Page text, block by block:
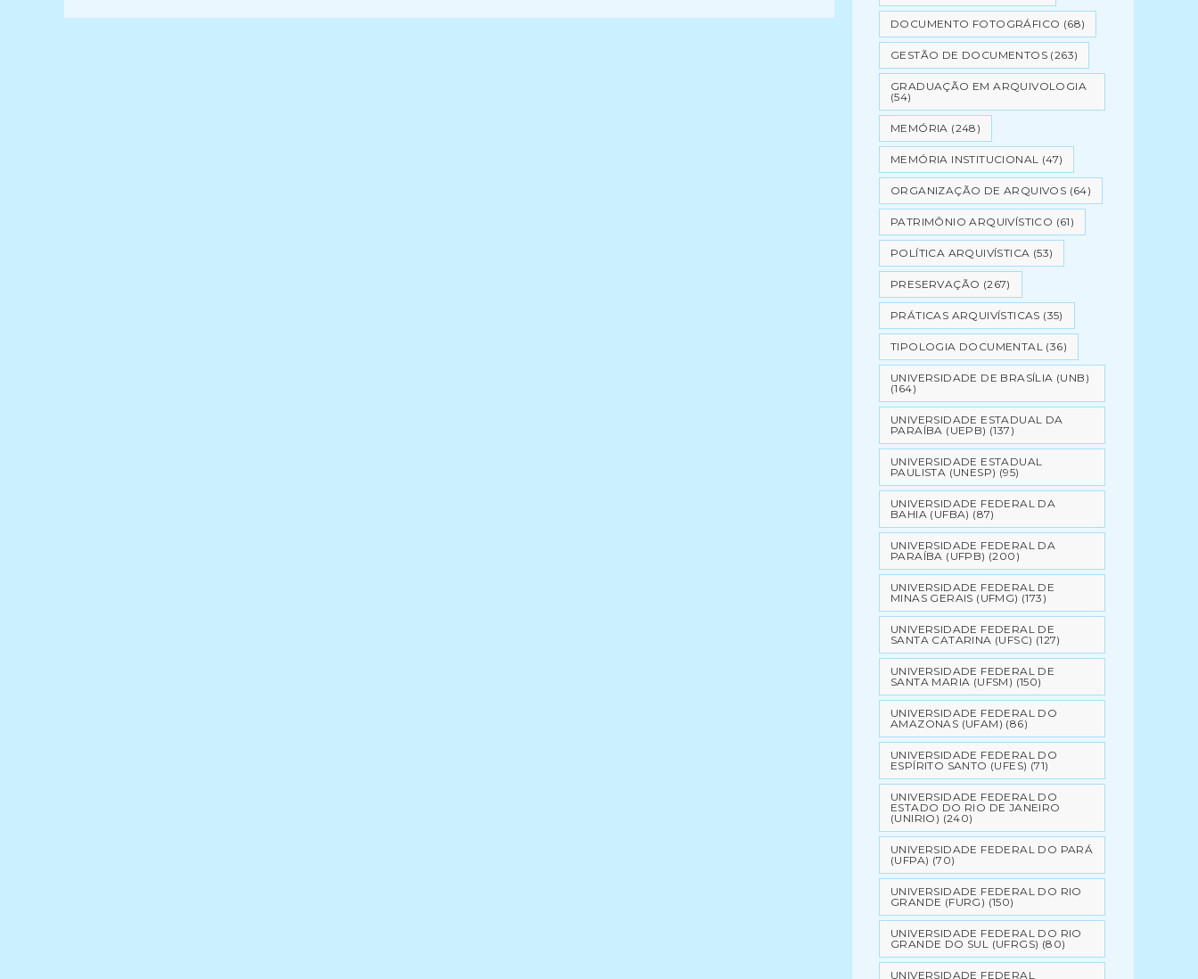
DOCUMENTO FOTOGRÁFICO (68)
GESTÃO DE DOCUMENTOS (263)
GRADUAÇÃO EM ARQUIVOLOGIA
(54)
MEMÓRIA (248)
MEMÓRIA INSTITUCIONAL (47)
ORGANIZAÇÃO DE ARQUIVOS (64)
PATRIMÔNIO ARQUIVÍSTICO (61)
POLÍTICA ARQUIVÍSTICA (53)
PRESERVAÇÃO (267)
PRÁTICAS ARQUIVÍSTICAS (35)
TIPOLOGIA DOCUMENTAL (36)
UNIVERSIDADE DE BRASÍLIA (UNB)
(164)
UNIVERSIDADE ESTADUAL DA
PARAÍBA (UEPB) (137)
UNIVERSIDADE ESTADUAL
PAULISTA (UNESP) (95)
UNIVERSIDADE FEDERAL DA
BAHIA (UFBA) (87)
UNIVERSIDADE FEDERAL DA
PARAÍBA (UFPB) (200)
UNIVERSIDADE FEDERAL DE
MINAS GERAIS (UFMG) (173)
UNIVERSIDADE FEDERAL DE
SANTA CATARINA (UFSC) (127)
UNIVERSIDADE FEDERAL DE
SANTA MARIA (UFSM) (150)
UNIVERSIDADE FEDERAL DO
AMAZONAS (UFAM) (86)
UNIVERSIDADE FEDERAL DO
ESPÍRITO SANTO (UFES) (71)
UNIVERSIDADE FEDERAL DO
ESTADO DO RIO DE JANEIRO
(UNIRIO) (240)
UNIVERSIDADE FEDERAL DO PARÁ
(UFPA) (70)
UNIVERSIDADE FEDERAL DO RIO
GRANDE (FURG) (150)
UNIVERSIDADE FEDERAL DO RIO
GRANDE DO SUL (UFRGS) (80)
UNIVERSIDADE FEDERAL